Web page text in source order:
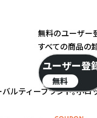
ルティーブランド。小
無料のユーザー
すべての商品の
ユーザー登
無料